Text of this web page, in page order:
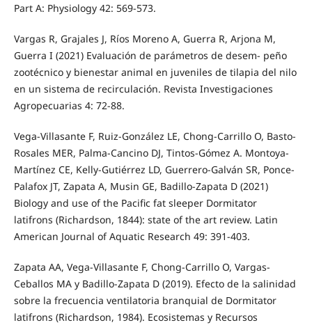
Part A: Physiology 42: 569-573.
Vargas R, Grajales J, Ríos Moreno A, Guerra R, Arjona M,
Guerra I (2021) Evaluación de parámetros de desem- peño
zootécnico y bienestar animal en juveniles de tilapia del nilo
en un sistema de recirculación. Revista Investigaciones
Agropecuarias 4: 72-88.
Vega-Villasante F, Ruiz-González LE, Chong-Carrillo O, Basto-
Rosales MER, Palma-Cancino DJ, Tintos-Gómez A. Montoya-
Martínez CE, Kelly-Gutiérrez LD, Guerrero-Galván SR, Ponce-
Palafox JT, Zapata A, Musin GE, Badillo-Zapata D (2021)
Biology and use of the Pacific fat sleeper Dormitator
latifrons (Richardson, 1844): state of the art review. Latin
American Journal of Aquatic Research 49: 391-403.
Zapata AA, Vega-Villasante F, Chong-Carrillo O, Vargas-
Ceballos MA y Badillo-Zapata D (2019). Efecto de la salinidad
sobre la frecuencia ventilatoria branquial de Dormitator
latifrons (Richardson, 1984). Ecosistemas y Recursos